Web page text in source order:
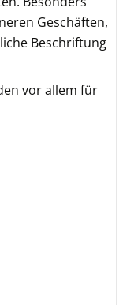
Geschäften,
Beschriftung
vor allem für